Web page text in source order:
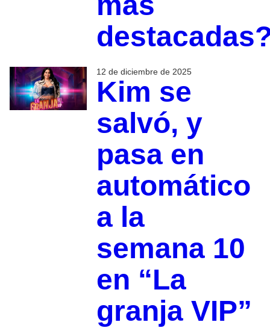
12 de diciembre de 2025
Kim se
salvó, y
pasa en
automático
a la
semana 10
en “La
granja VIP”